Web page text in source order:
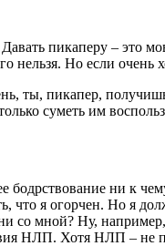
пикаперу – это
нельзя. Но если очень
ты, пикапер,
суметь им
бодрствование ни к
что я огорчен. Но я
со мной? Ну,
НЛП. Хотя НЛП – не